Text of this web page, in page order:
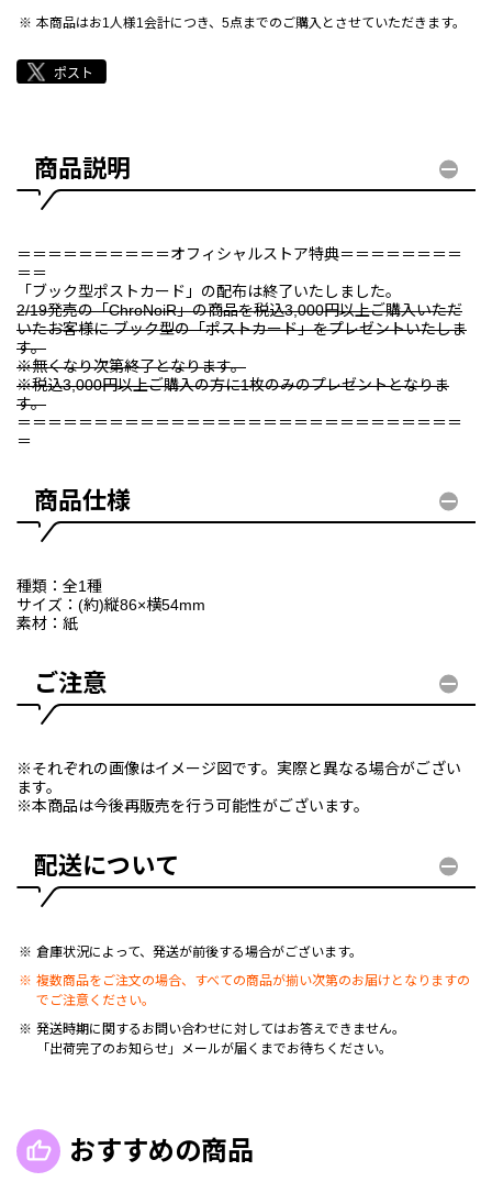
本商品はお1人様1会計につき、5点までのご購入とさせていただきます。
商品説明
＝＝＝＝＝＝＝＝＝＝オフィシャルストア特典＝＝＝＝＝＝＝＝
＝＝
「ブック型ポストカード」の配布は終了いたしました。
2/19発売の「ChroNoiR」の商品を税込3,000円以上ご購入いただ
いたお客様に ブック型の「ポストカード」をプレゼントいたしま
す。
※無くなり次第終了となります。
※税込3,000円以上ご購入の方に1枚のみのプレゼントとなりま
す。
＝＝＝＝＝＝＝＝＝＝＝＝＝＝＝＝＝＝＝＝＝＝＝＝＝＝＝＝＝
＝
商品仕様
種類：全1種
サイズ：(約)縦86×横54mm
素材：紙
ご注意
※それぞれの画像はイメージ図です。実際と異なる場合がござい
ます。
※本商品は今後再販売を行う可能性がございます。
配送について
倉庫状況によって、発送が前後する場合がございます。
複数商品をご注文の場合、すべての商品が揃い次第のお届けとなりますの
でご注意ください。
発送時期に関するお問い合わせに対してはお答えできません。
「出荷完了のお知らせ」メールが届くまでお待ちください。
おすすめの商品